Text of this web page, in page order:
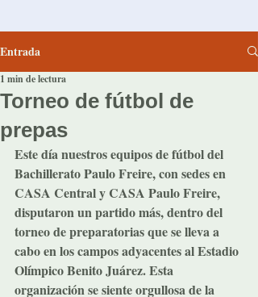
Entrada
Torneo de fútbol de
prepas
1 min de lectura
Este día nuestros equipos de fútbol del
Bachillerato Paulo Freire, con sedes en
CASA Central y CASA Paulo Freire,
disputaron un partido más, dentro del
torneo de preparatorias que se lleva a
cabo en los campos adyacentes al Estadio
Olímpico Benito Juárez. Esta
organización se siente orgullosa de la